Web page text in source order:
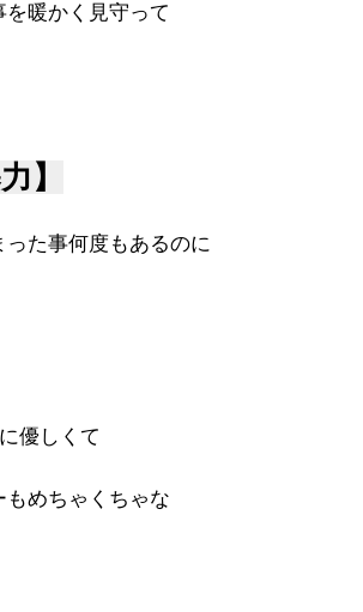
暖かく見守って
】
た事何度もあるのに
優しくて
めちゃくちゃな